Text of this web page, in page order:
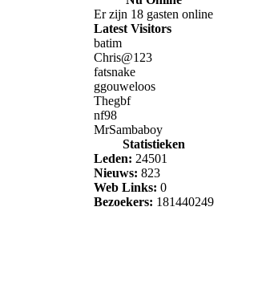
Er zijn 18 gasten online
Latest Visitors
batim
Chris@123
fatsnake
ggouweloos
Thegbf
nf98
MrSambaboy
Statistieken
Leden: 24501
Nieuws: 823
Web Links: 0
Bezoekers: 181440249